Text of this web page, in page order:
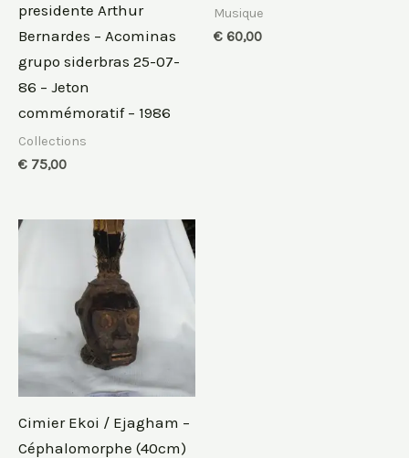
presidente Arthur
Bernardes – Acominas
grupo siderbras 25-07-
86 – Jeton
commémoratif – 1986
Collections
€ 75,00
Musique
€ 60,00
Cimier Ekoi / Ejagham –
Céphalomorphe (40cm)